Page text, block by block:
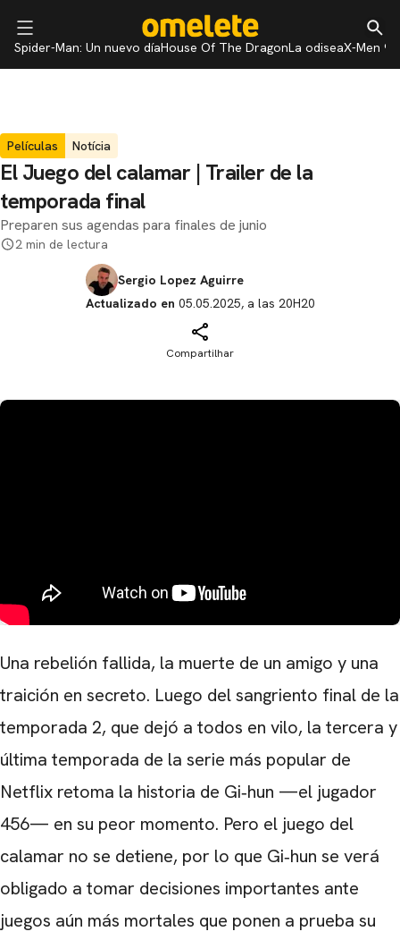
Spider-Man: Un nuevo díaHouse Of The DragonLa odiseaX-Men 97
Películas Notícia
El Juego del calamar | Trailer de la
temporada final
Preparen sus agendas para finales de junio
2 min de lectura
Sergio Lopez Aguirre
Actualizado en 05.05.2025, a las 20H20
Compartilhar
Una rebelión fallida, la muerte de un amigo y una
traición en secreto. Luego del sangriento final de la
temporada 2, que dejó a todos en vilo, la tercera y
última temporada de la serie más popular de
Netflix retoma la historia de Gi‑hun —el jugador
456— en su peor momento. Pero el juego del
calamar no se detiene, por lo que Gi‑hun se verá
obligado a tomar decisiones importantes ante
juegos aún más mortales que ponen a prueba su